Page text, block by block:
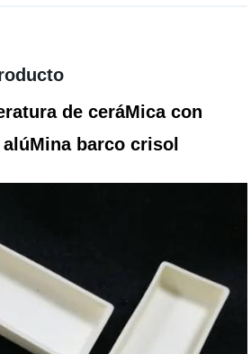
de ceráMica con
barco crisol